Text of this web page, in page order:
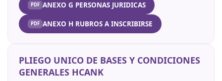
ANEXO G PERSONAS JURIDICAS
ANEXO H RUBROS A INSCRIBIRSE
PLIEGO UNICO DE BASES Y CONDICIONES
GENERALES HCANK